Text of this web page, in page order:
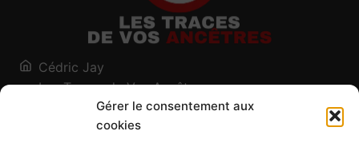
Gérer le consentement aux
cookies
Cédric Jay
Les Traces de Vos Ancêtres
120, chemin des Salines
73200 Albertville - Savoie